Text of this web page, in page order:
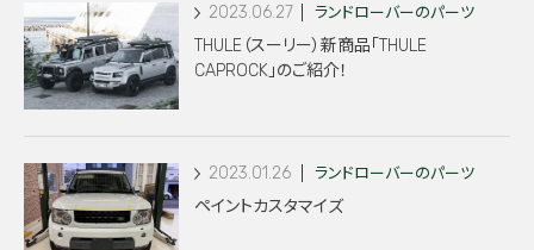
2023.06.27 ランドローバーのパーツ
THULE（スーリー）新商品「THULE
CAPROCK」のご紹介！
2023.01.26 ランドローバーのパーツ
ペイントカスタマイズ